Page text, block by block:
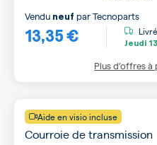
13,35 €
Vendu neuf parTecnoparts
Jeudi
Plus d’offres
Aide en visio incluse
Courroie de transmission